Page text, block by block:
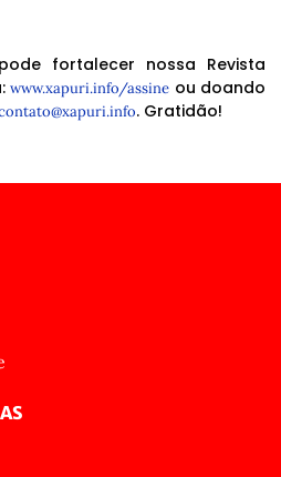
fortalecer nossa Revista
www.xapuri.info/assine ou doando
. Gratidão!